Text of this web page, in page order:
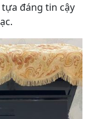
đáng tin cậy